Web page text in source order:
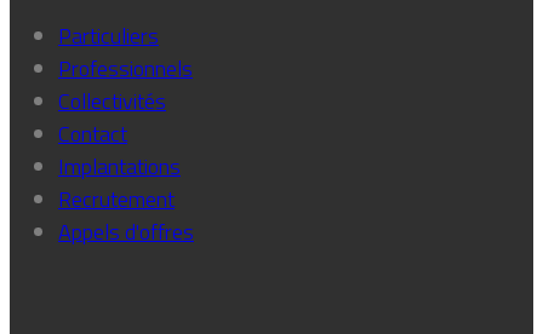
Particuliers
Professionnels
Collectivités
Contact
Implantations
Recrutement
Appels d'offres